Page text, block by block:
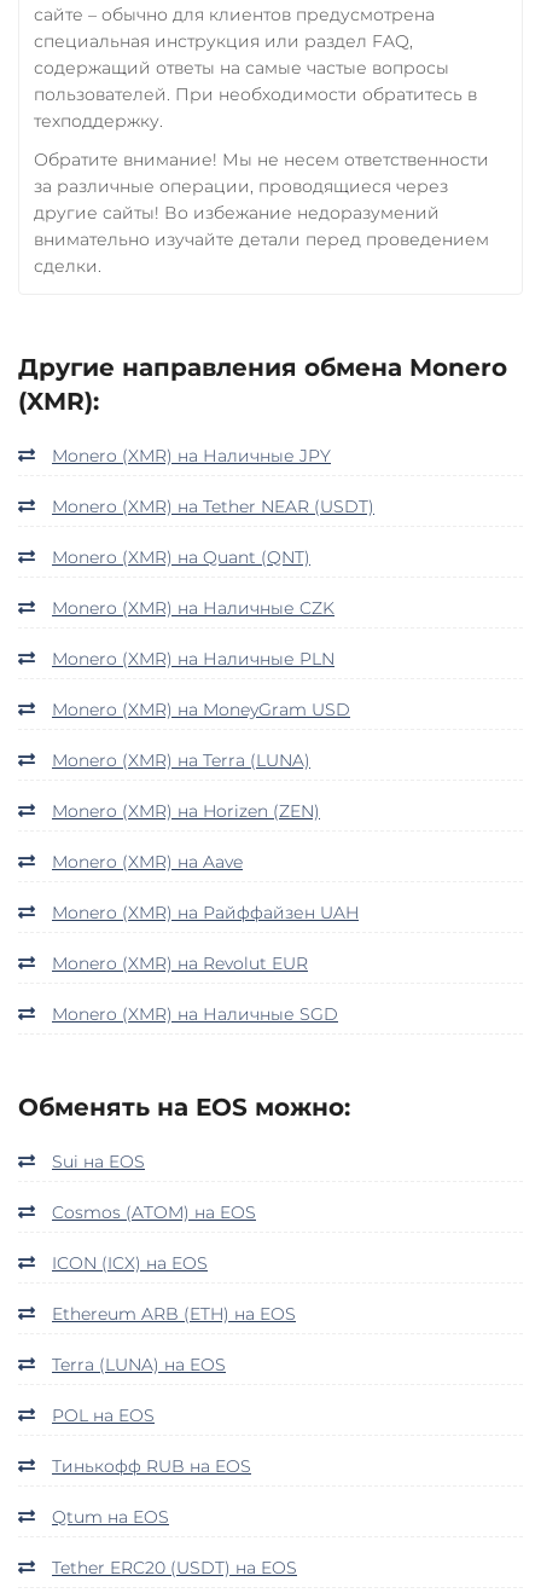
сайте – обычно для клиентов предусмотрена
специальная инструкция или раздел FAQ,
содержащий ответы на самые частые вопросы
пользователей. При необходимости обратитесь в
техподдержку.
Обратите внимание! Мы не несем ответственности
за различные операции, проводящиеся через
другие сайты! Во избежание недоразумений
внимательно изучайте детали перед проведением
сделки.
Другие направления обмена Monero
(XMR):
Monero (XMR) на Наличные JPY
Monero (XMR) на Tether NEAR (USDT)
Monero (XMR) на Quant (QNT)
Monero (XMR) на Наличные CZK
Monero (XMR) на Наличные PLN
Monero (XMR) на MoneyGram USD
Monero (XMR) на Terra (LUNA)
Monero (XMR) на Horizen (ZEN)
Monero (XMR) на Aave
Monero (XMR) на Райффайзен UAH
Monero (XMR) на Revolut EUR
Monero (XMR) на Наличные SGD
Обменять на EOS можно:
Sui на EOS
Cosmos (ATOM) на EOS
ICON (ICX) на EOS
Ethereum ARB (ETH) на EOS
Terra (LUNA) на EOS
POL на EOS
Тинькофф RUB на EOS
Qtum на EOS
Tether ERC20 (USDT) на EOS